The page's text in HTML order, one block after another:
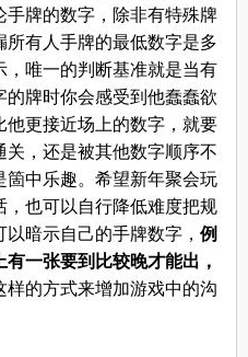
牌的数字，除非有特殊牌
有人手牌的最低数字是多
唯一的判断基准就是当有
牌时你会感受到他蠢蠢欲
更接近场上的数字，就要
，还是被其他数字顺序不
中乐趣。希望新年聚会玩
也可以自行降低难度把规
暗示自己的手牌数字， 例
一张要到比较晚才能出，
样的方式来增加游戏中的沟